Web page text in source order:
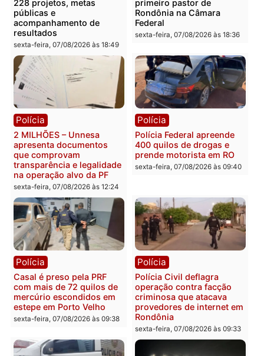
Você também vai querer ler...
Política
Marcos Rogério apresenta
Plano de Governo com
228 projetos, metas
públicas e
acompanhamento de
resultados
sexta-feira, 07/08/2026 às 18:49
Política
Eleições 2026: Pastor
Evanildo pode ser o
primeiro pastor de
sexta-feira, 07/08/2026 às
Polícia
2 MILHÕES – Unnesa
apresenta documentos
transparência e legalidade
Polícia
Polícia Federal apreende
400 quilos de drogas e
prende motorista em RO
sexta-feira, 07/08/2026 às